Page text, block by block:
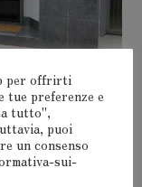
per offrirti
tue preferenze e
tutto",
puoi
un consenso
sui-